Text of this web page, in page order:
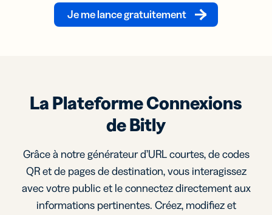
Je me lance gratuitement
La Plateforme Connexions
de Bitly
Grâce à notre générateur d’URL courtes, de codes
QR et de pages de destination, vous interagissez
avec votre public et le connectez directement aux
informations pertinentes. Créez, modifiez et